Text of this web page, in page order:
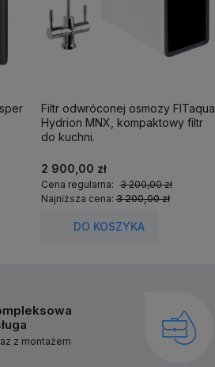
Filtr odwróconej osmozy FITaqua
Hydrion MNX, kompaktowy filtr
do kuchni.
2 900,00 zł
Cena regularna: 3 200,00 zł
Najniższa cena:3 200,00 zł
DO KOSZYKA
z montażem